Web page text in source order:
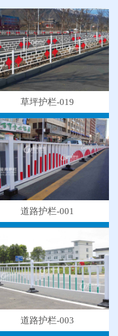
草坪护栏-019
道路护栏-001
道路护栏-003